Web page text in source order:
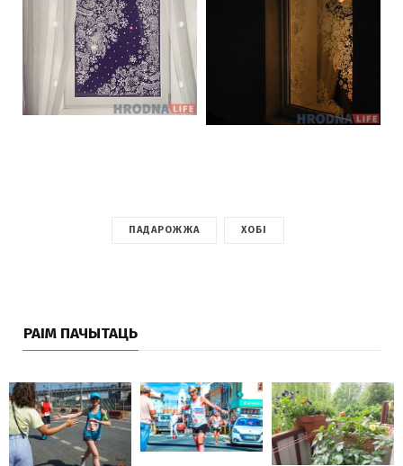
ПАДАРОЖЖА ХОБІ
РАІМ ПАЧЫТАЦЬ